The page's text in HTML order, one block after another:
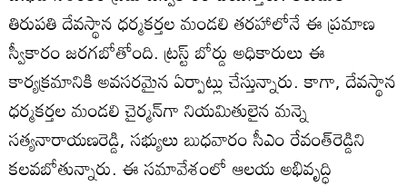
తిరుపతి దేవస్థాన ధర్మకర్తల మండలి తరహాలోనే ఈ ప్రమాణ
స్వీకారం జరగబోతోంది. ట్రస్ట్‌ బోర్డు అధికారులు ఈ
కార్యక్రమానికి అవసరమైన ఏర్పాట్లు చేస్తున్నారు. కాగా, దేవస్థాన
ధర్మకర్తల మండలి చైర్మన్‌గా నియమితులైన మన్నె
సత్యనారాయణరెడ్డి, సభ్యులు బుధవారం సీఎం రేవంత్‌రెడ్డిని
కలవబోతున్నారు. ఈ సమావేశంలో ఆలయ అభివృద్ధి